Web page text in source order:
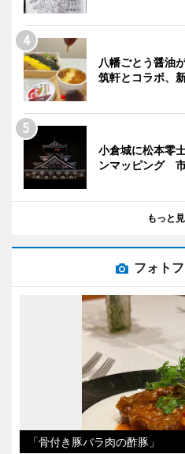
八幡ごとう醤油
筑軒とコラボ、
小倉城に松本零
ンマッピング
もっと
フォト
「骨付き豚バラ肉の酢豚」